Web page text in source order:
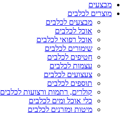
מבצעים
מוצרים לכלבים
מבצעים לכלבים
אוכל לכלבים
אוכל רפואי לכלבים
שימורים לכלבים
חטיפים לכלבים
עצמות לכלבים
צעצועים לכלבים
תוספים לכלבים
קולרים, רתמות ורצועות לכלבים
כלי אוכל ומים לכלבים
מיטות ומזרנים לכלבים